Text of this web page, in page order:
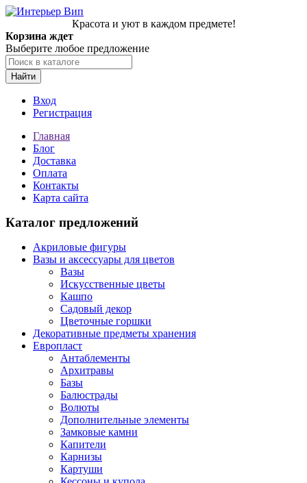
Красота и уют в каждом предмете!
Корзина ждет
Выберите любое предложение
Найти
Вход
Регистрация
Главная
Блог
Доставка
Оплата
Контакты
Карта сайта
Каталог предложений
Акриловые фигуры
Вазы и аксессуары для цветов
Вазы
Искусственные цветы
Кашпо
Садовый декор
Цветочные горшки
Декоративные предметы хранения
Европласт
Антаблементы
Архитравы
Базы
Балюстрады
Волюты
Дополнительные элементы
Замковые камни
Капители
Карнизы
Картуши